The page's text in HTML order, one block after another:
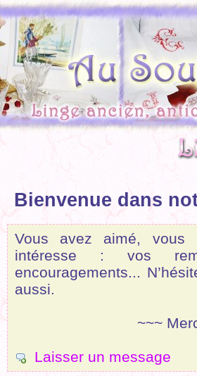
Bienvenue dans
Vous avez aimé, vous
intéresse : vos
encouragements...
aussi.
~~~
Laisser un message